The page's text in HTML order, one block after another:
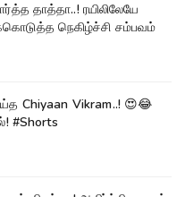
தாத்தா..! ரயிலிலேயே
நெகிழ்ச்சி சம்பவம்
Chiyaan Vikram..! 😍😂
#Shorts